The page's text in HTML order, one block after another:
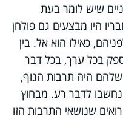
שיש לומר בעת
היו מבצעים גם פולחן
כאילו הוא אל. בין
ספק בכל ערך, בכל דבר
שלהם היה תרבות הגוף,
נחשבו לדבר רע. מבחוץ
שנושאי התרבות הזו